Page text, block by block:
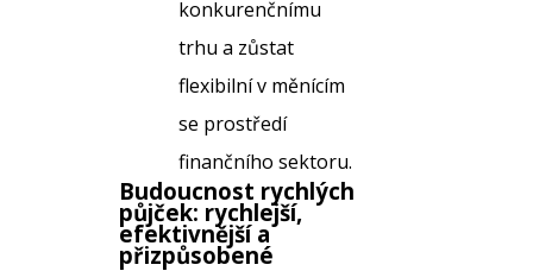
konkurenčnímu
trhu a zůstat
flexibilní v měnícím
se prostředí
finančního sektoru.
Budoucnost rychlých
půjček: rychlejší,
efektivnější a
přizpůsobené